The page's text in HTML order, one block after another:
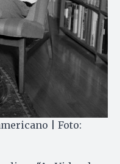
| Foto: